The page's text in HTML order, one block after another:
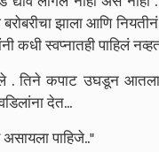
झाला आणि नियतीनं
स्वप्नातही पाहिलं
. तिने कपाट उघडून
देत...
पाहिजे.."